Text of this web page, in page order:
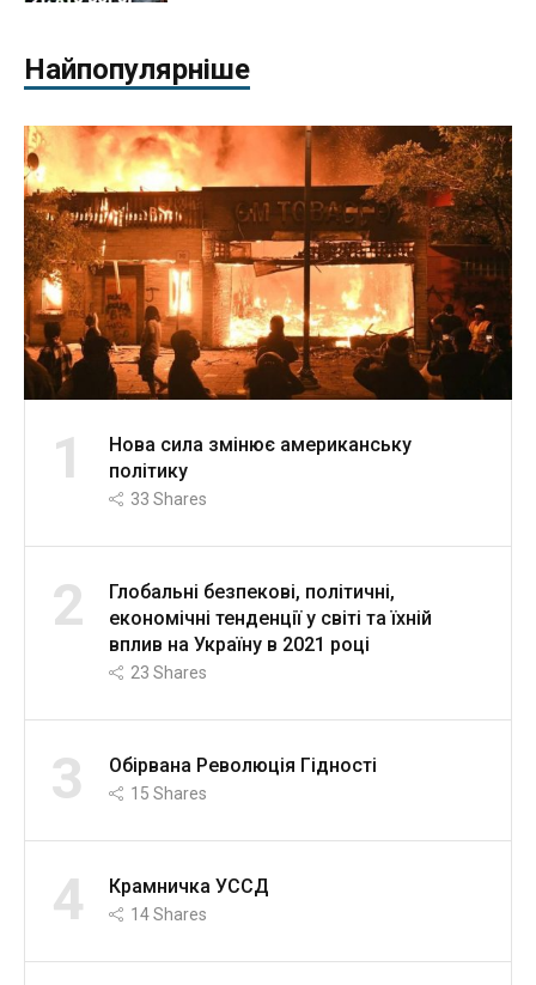
Найпопулярніше
1
Нова сила змінює американську
політику
33 Shares
2
Глобальні безпекові, політичні,
економічні тенденції у світі та їхній
вплив на Україну в 2021 році
23 Shares
3 Обірвана Революція Гідності
15 Shares
4 Крамничка УССД
14Shares